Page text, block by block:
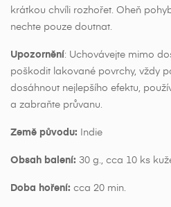
krátkou chvíli rozhořet. Oheň
nechte pouze doutnat.
Upozornění: Uchovávejte mimo
poškodit lakované povrchy, vždy
dosáhnout nejlepšího efektu,
a zabraňte průvanu.
Země původu: Indie
Obsah balení: 30 g., cca 10 ks
Doba hoření: cca 20 min.